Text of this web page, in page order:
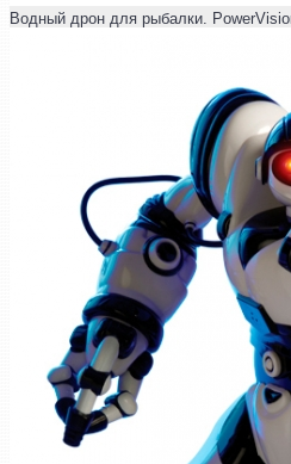
Водный дрон для рыбалки.